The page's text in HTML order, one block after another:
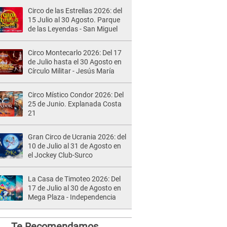
Circo de las Estrellas 2026: del
15 Julio al 30 Agosto. Parque
de las Leyendas - San Miguel
Circo Montecarlo 2026: Del 17
de Julio hasta el 30 Agosto en
Círculo Militar - Jesús María
Circo Místico Condor 2026: Del
25 de Junio. Explanada Costa
21
Gran Circo de Ucrania 2026: del
10 de Julio al 31 de Agosto en
el Jockey Club-Surco
La Casa de Timoteo 2026: Del
17 de Julio al 30 de Agosto en
Mega Plaza - Independencia